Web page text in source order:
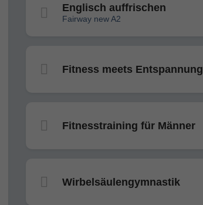
Englisch auffrischen
Fairway new A2
Fitness meets Entspannung
Fitnesstraining für Männer
Wirbelsäulengymnastik